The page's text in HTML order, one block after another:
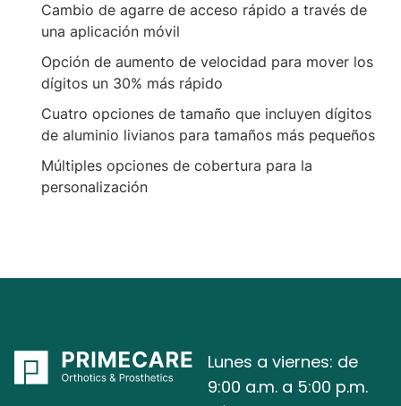
Cambio de agarre de acceso rápido a través de
una aplicación móvil
Opción de aumento de velocidad para mover los
dígitos un 30% más rápido
Cuatro opciones de tamaño que incluyen dígitos
de aluminio livianos para tamaños más pequeños
Múltiples opciones de cobertura para la
personalización
Lunes a viernes: de
9:00 a.m. a 5:00 p.m.